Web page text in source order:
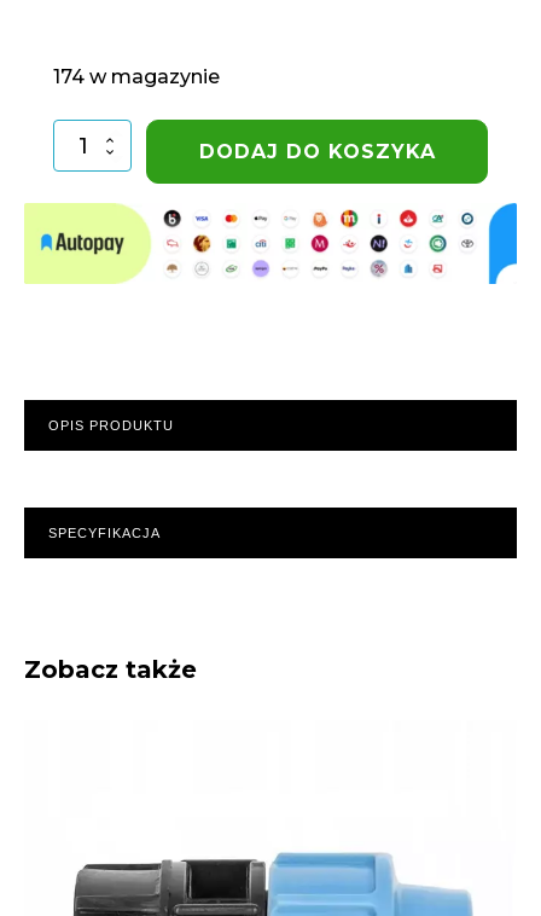
174 w magazynie
ilość
Trójnik
PE
3/4
20
Elysee
DODAJ DO KOSZYKA
OPIS PRODUKTU
SPECYFIKACJA
Zobacz także